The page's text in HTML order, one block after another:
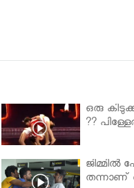
ഒരു
??
ജിമ്മിൽ
തന്നാണ്